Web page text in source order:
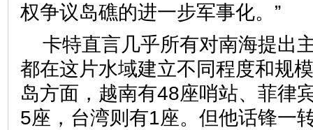
权争议岛礁的进一步军事化。”
卡特直言几乎所有对南海提出
都在这片水域建立不同程度和规
岛方面，越南有48座哨站、菲律
5座，台湾则有1座。但他话锋一